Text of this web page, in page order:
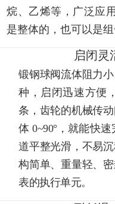
烷、乙烯等，广泛应
是整体的，也可以是组
启闭灵
锻钢球阀流体阻力
种，启闭迅速方便
条，齿轮的机械传
体 0~90°，就能快
道平整光滑，不易
构简单、重量轻、
表的执行单元。